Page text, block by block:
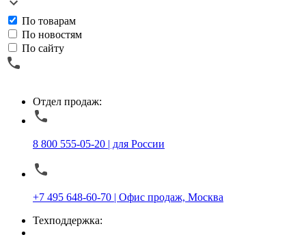
По товарам
По новостям
По сайту
Отдел продаж:
8 800 555-05-20 | для России
+7 495 648-60-70 | Офис продаж, Москва
Техподдержка: